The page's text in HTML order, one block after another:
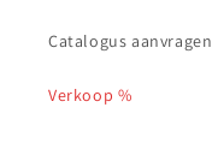
Catalogus aanvragen
Verkoop %